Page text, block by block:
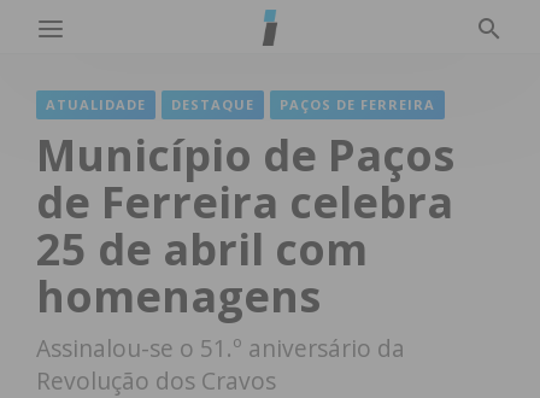
ATUALIDADE DESTAQUE PAÇOS DE FERREIRA
Município de Paços
de Ferreira celebra
25 de abril com
homenagens
Assinalou-se o 51.º aniversário da
Revolução dos Cravos